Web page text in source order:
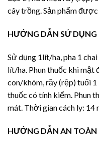
cây trồng. Sản phẩm
HƯỚNG DẪN SỬ DỤNG
Sử dụng 1lít/ha, pha 1
lít/ha. Phun thuốc khi mật
con/khóm, rầy (rệp) tuổi 1
thuốc có tính kiểm. Phun
mát. Thời gian cách ly:
HƯỚNG DẪN AN TOÀN